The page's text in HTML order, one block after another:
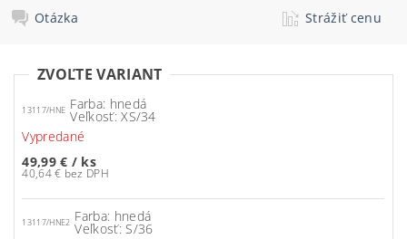
Otázka
Strážiť cenu
ZVOĽTE VARIANT
13117/HNE Farba: hnedá
Veľkosť: XS/34
Vypredané
49,99 € / ks
40,64 € bez DPH
13117/HNE2 Farba: hnedá
Veľkosť: S/36